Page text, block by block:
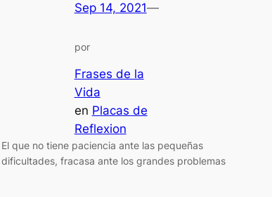
Sep 14, 2021—
por
Frases de la
Vida
en Placas de
Reflexion
El que no tiene paciencia ante las pequeñas
dificultades, fracasa ante los grandes problemas